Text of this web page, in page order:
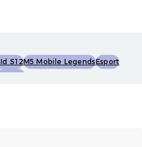
S12M5 Mobile LegendsEsport